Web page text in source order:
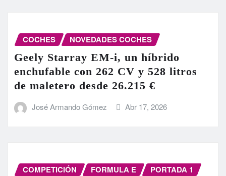
COCHES NOVEDADES COCHES
Geely Starray EM-i, un híbrido
enchufable con 262 CV y 528 litros
de maletero desde 26.215 €
José Armando Gómez Abr 17, 2026
COMPETICIÓN FORMULA E PORTADA 1